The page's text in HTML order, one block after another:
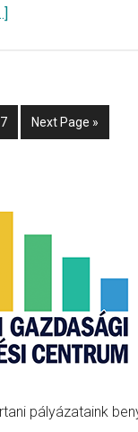
vagyok!
Go
to
Next Page »
pályázataink